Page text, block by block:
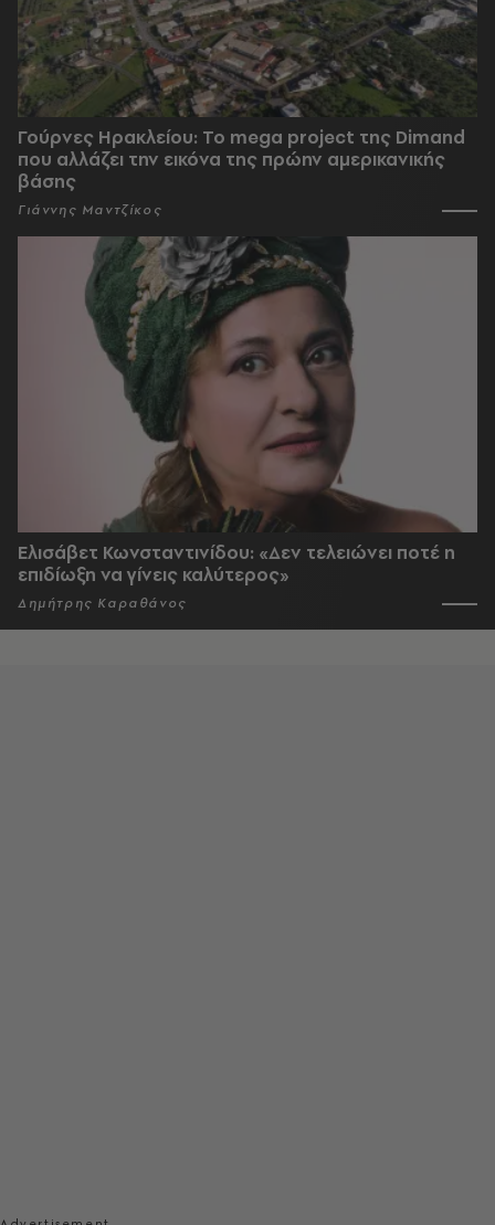
Γούρνες Ηρακλείου: To mega project της Dimand
που αλλάζει την εικόνα της πρώην αμερικανικής
βάσης
Γιάννης Μαντζίκος
Ελισάβετ Κωνσταντινίδου: «Δεν τελειώνει ποτέ η
επιδίωξη να γίνεις καλύτερος»
Δημήτρης Καραθάνος